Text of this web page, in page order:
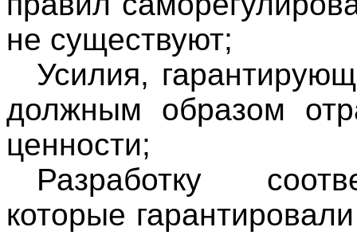
не существуют;
Усилия,
должным образом
ценности;
Разработку
которые